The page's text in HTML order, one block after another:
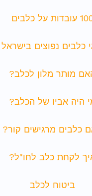
על כלבים
כלבים נפוצים בישראל
מותר מלון לכלב?
היה אביו של הכלב?
כלבים מרגישים קור?
לקחת כלב לחו"ל?
ביטוח לכלב